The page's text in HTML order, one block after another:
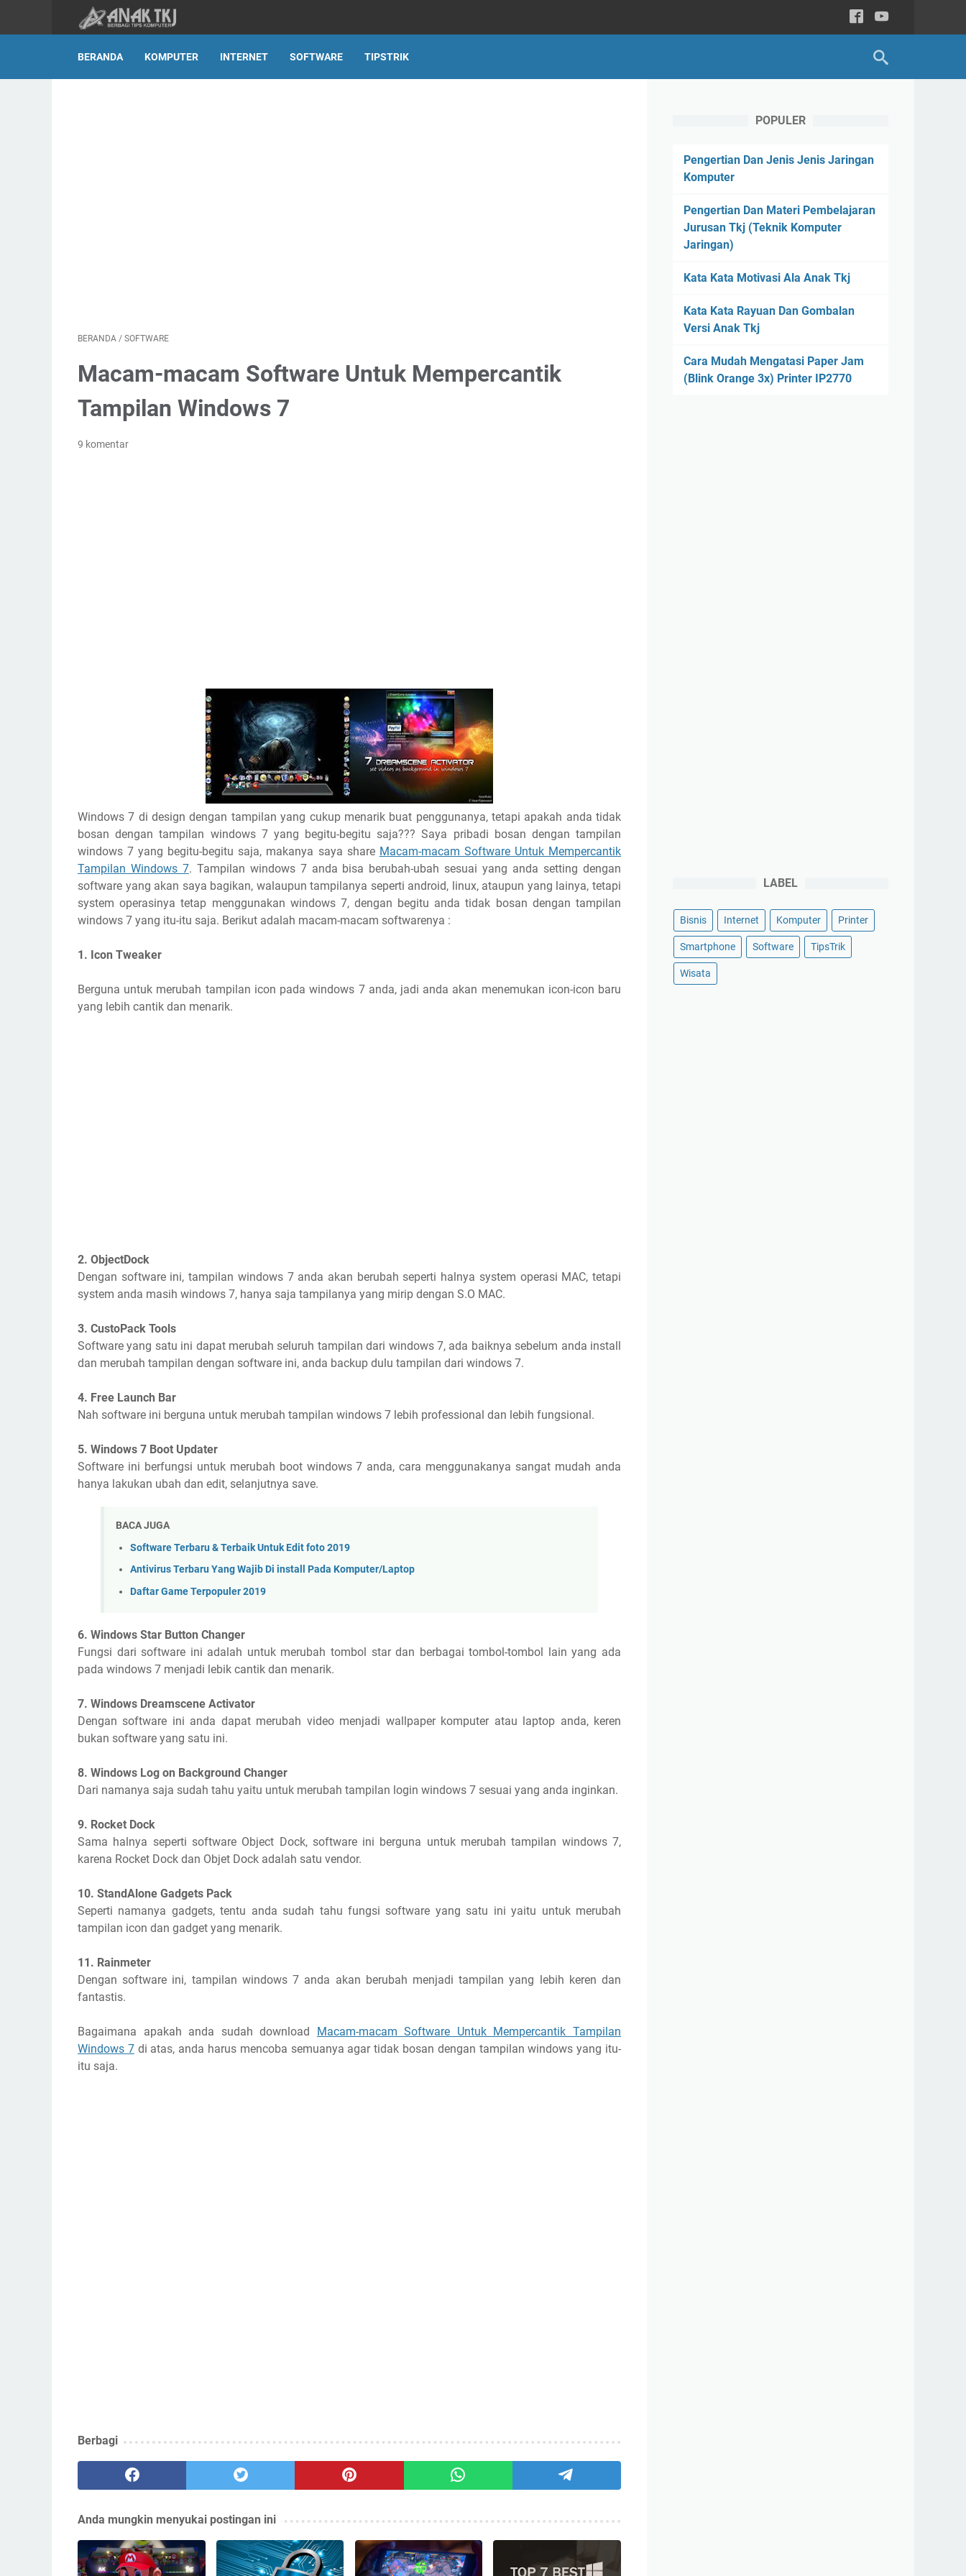
BERANDA KOMPUTER INTERNET SOFTWARE TIPSTRIK
BERANDA / SOFTWARE
Macam-macam Software Untuk Mempercantik
Tampilan Windows 7
9 komentar
Windows 7 di design dengan tampilan yang cukup menarik buat penggunanya, tetapi apakah anda tidak
bosan dengan tampilan windows 7 yang begitu-begitu saja??? Saya pribadi bosan dengan tampilan
windows 7 yang begitu-begitu saja, makanya saya share Macam-macam Software Untuk Mempercantik
Tampilan Windows 7. Tampilan windows 7 anda bisa berubah-ubah sesuai yang anda setting dengan
software yang akan saya bagikan, walaupun tampilanya seperti android, linux, ataupun yang lainya, tetapi
system operasinya tetap menggunakan windows 7, dengan begitu anda tidak bosan dengan tampilan
windows 7 yang itu-itu saja. Berikut adalah macam-macam softwarenya :
1. Icon Tweaker
Berguna untuk merubah tampilan icon pada windows 7 anda, jadi anda akan menemukan icon-icon baru
yang lebih cantik dan menarik.
2. ObjectDock
Dengan software ini, tampilan windows 7 anda akan berubah seperti halnya system operasi MAC, tetapi
system anda masih windows 7, hanya saja tampilanya yang mirip dengan S.O MAC.
3. CustoPack Tools
Software yang satu ini dapat merubah seluruh tampilan dari windows 7, ada baiknya sebelum anda install
dan merubah tampilan dengan software ini, anda backup dulu tampilan dari windows 7.
4. Free Launch Bar
Nah software ini berguna untuk merubah tampilan windows 7 lebih professional dan lebih fungsional.
5. Windows 7 Boot Updater
Software ini berfungsi untuk merubah boot windows 7 anda, cara menggunakanya sangat mudah anda
hanya lakukan ubah dan edit, selanjutnya save.
BACA JUGA
Software Terbaru & Terbaik Untuk Edit foto 2019
Antivirus Terbaru Yang Wajib Di install Pada Komputer/Laptop
Daftar Game Terpopuler 2019
6. Windows Star Button Changer
Fungsi dari software ini adalah untuk merubah tombol star dan berbagai tombol-tombol lain yang ada
pada windows 7 menjadi lebik cantik dan menarik.
7. Windows Dreamscene Activator
Dengan software ini anda dapat merubah video menjadi wallpaper komputer atau laptop anda, keren
bukan software yang satu ini.
8. Windows Log on Background Changer
Dari namanya saja sudah tahu yaitu untuk merubah tampilan login windows 7 sesuai yang anda inginkan.
9. Rocket Dock
Sama halnya seperti software Object Dock, software ini berguna untuk merubah tampilan windows 7,
karena Rocket Dock dan Objet Dock adalah satu vendor.
10. StandAlone Gadgets Pack
Seperti namanya gadgets, tentu anda sudah tahu fungsi software yang satu ini yaitu untuk merubah
tampilan icon dan gadget yang menarik.
11. Rainmeter
Dengan software ini, tampilan windows 7 anda akan berubah menjadi tampilan yang lebih keren dan
fantastis.
Bagaimana apakah anda sudah download
Macam-macam Software Untuk Mempercantik Tampilan
Windows 7di atas, anda harus mencoba semuanya agar tidak bosan dengan tampilan windows yang itu-
itu saja.
Berbagi
Anda mungkin menyukai postingan ini
POPULER
Pengertian Dan Jenis Jenis Jaringan
Komputer
Pengertian Dan Materi Pembelajaran
Jurusan Tkj (Teknik Komputer
Jaringan)
Kata Kata Motivasi Ala Anak Tkj
Kata Kata Rayuan Dan Gombalan
Versi Anak Tkj
Cara Mudah Mengatasi Paper Jam
(Blink Orange 3x) Printer IP2770
LABEL
Bisnis Internet Komputer Printer
Smartphone Software TipsTrik
Wisata